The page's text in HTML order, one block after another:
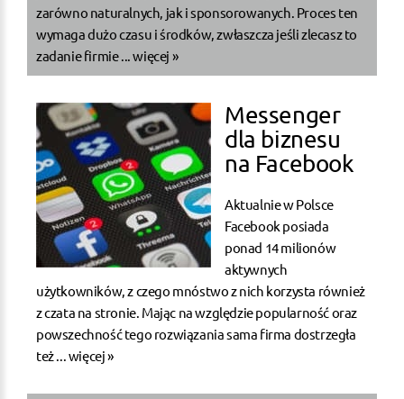
zarówno naturalnych, jak i sponsorowanych. Proces ten
wymaga dużo czasu i środków, zwłaszcza jeśli zlecasz to
zadanie firmie ...więcej »
Messenger
dla biznesu
na Facebook
Aktualnie w Polsce
Facebook posiada
ponad 14 milionów
aktywnych
użytkowników, z czego mnóstwo z nich korzysta również
z czata na stronie. Mając na względzie popularność oraz
powszechność tego rozwiązania sama firma dostrzegła
też ... więcej »